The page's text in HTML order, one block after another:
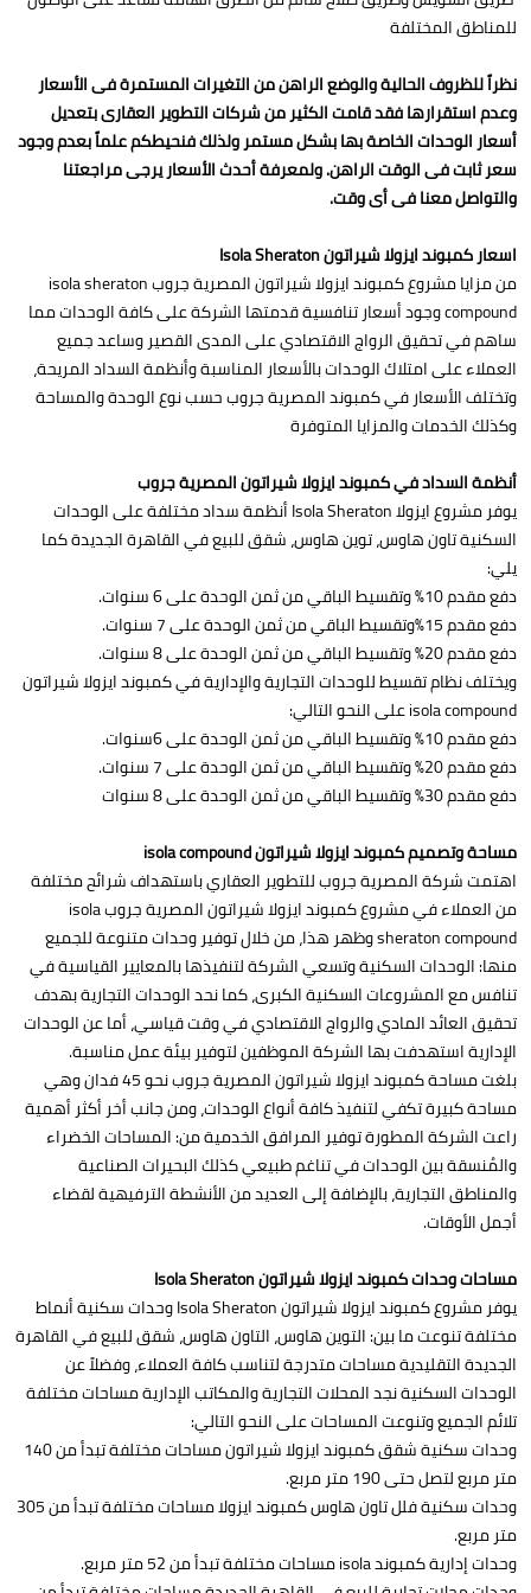
للمناطق المختلفة
نظراً للظروف الحالية والوضع الراهن من التغيرات المستمرة فى الأسعار
وعدم استقرارها فقد قامت الكثير من شركات التطوير العقارى بتعديل
أسعار الوحدات الخاصة بها بشكل مستمر ولذلك فنحيطكم علماً بعدم وجود
سعر ثابت فى الوقت الراهن. ولمعرفة أحدث الأسعار يرجى مراجعتنا
والتواصل معنا فى أى وقت.
اسعار كمبوند ايزولا شيراتون Isola Sheraton
من مزايا مشروع كمبوند ايزولا شيراتون المصرية جروب isola sheraton
compound وجود أسعار تنافسية قدمتها الشركة على كافة الوحدات مما
ساهم في تحقيق الرواج الاقتصادي على المدى القصير وساعد جميع
العملاء على امتلاك الوحدات بالأسعار المناسبة وأنظمة السداد المريحة،
وتختلف الأسعار في كمبوند المصرية جروب حسب نوع الوحدة والمساحة
وكذلك الخدمات والمزايا المتوفرة
أنظمة السداد في كمبوند ايزولا شيراتون المصرية جروب
يوفر مشروع ايزولا Isola Sheraton أنظمة سداد مختلفة على الوحدات
السكنية تاون هاوس، توين هاوس، شقق للبيع في القاهرة الجديدة كما
يلي:
دفع مقدم 10% وتقسيط الباقي من ثمن الوحدة على 6 سنوات.
دفع مقدم 15%وتقسيط الباقي من ثمن الوحدة على 7 سنوات.
دفع مقدم 20% وتقسيط الباقي من ثمن الوحدة على 8 سنوات.
ويختلف نظام تقسيط للوحدات التجارية والإدارية في كمبوند ايزولا شيراتون
isola compound على النحو التالي:
دفع مقدم 10% وتقسيط الباقي من ثمن الوحدة على 6سنوات.
دفع مقدم 20% وتقسيط الباقي من ثمن الوحدة على 7 سنوات.
دفع مقدم 30% وتقسيط الباقي من ثمن الوحدة على 8 سنوات
مساحة وتصميم كمبوند ايزولا شيراتون isola compound
اهتمت شركة المصرية جروب للتطوير العقاري باستهداف شرائح مختلفة
من العملاء في مشروع كمبوند ايزولا شيراتون المصرية جروب isola
sheraton compound وظهر هذا، من خلال توفير وحدات متنوعة للجميع
منها: الوحدات السكنية وتسعي الشركة لتنفيذها بالمعايير القياسية في
تنافس مع المشروعات السكنية الكبرى، كما نحد الوحدات التجارية بهدف
تحقيق العائد المادي والرواج الاقتصادي في وقت قياسي، أما عن الوحدات
الإدارية استهدفت بها الشركة الموظفين لتوفير بيئة عمل مناسبة.
بلغت مساحة كمبوند ايزولا شيراتون المصرية جروب نحو 45 فدان وهي
مساحة كبيرة تكفي لتنفيذ كافة أنواع الوحدات، ومن جانب أخر أكثر أهمية
راعت الشركة المطورة توفير المرافق الخدمية من: المساحات الخضراء
والمُنسقة بين الوحدات في تناغم طبيعي كذلك البحيرات الصناعية
والمناطق التجارية، بالإضافة إلى العديد من الأنشطة الترفيهية لقضاء
أجمل الأوقات.
مساحات وحدات كمبوند ايزولا شيراتون Isola Sheraton
يوفر مشروع كمبوند ايزولا شيراتون Isola Sheraton وحدات سكنية أنماط
مختلفة تنوعت ما بين: التوين هاوس، التاون هاوس، شقق للبيع في القاهرة
الجديدة التقليدية مساحات متدرجة لتناسب كافة العملاء، وفضلاً عن
الوحدات السكنية نجد المحلات التجارية والمكاتب الإدارية مساحات مختلفة
تلائم الجميع وتنوعت المساحات على النحو التالي:
وحدات سكنية شقق كمبوند ايزولا شيراتون مساحات مختلفة تبدأ من 140
متر مربع لتصل حتى 190 متر مربع.
وحدات سكنية فلل تاون هاوس كمبوند ايزولا مساحات مختلفة تبدأ من 305
متر مربع.
وحدات إدارية كمبوند isola مساحات مختلفة تبدأ من 52 متر مربع.